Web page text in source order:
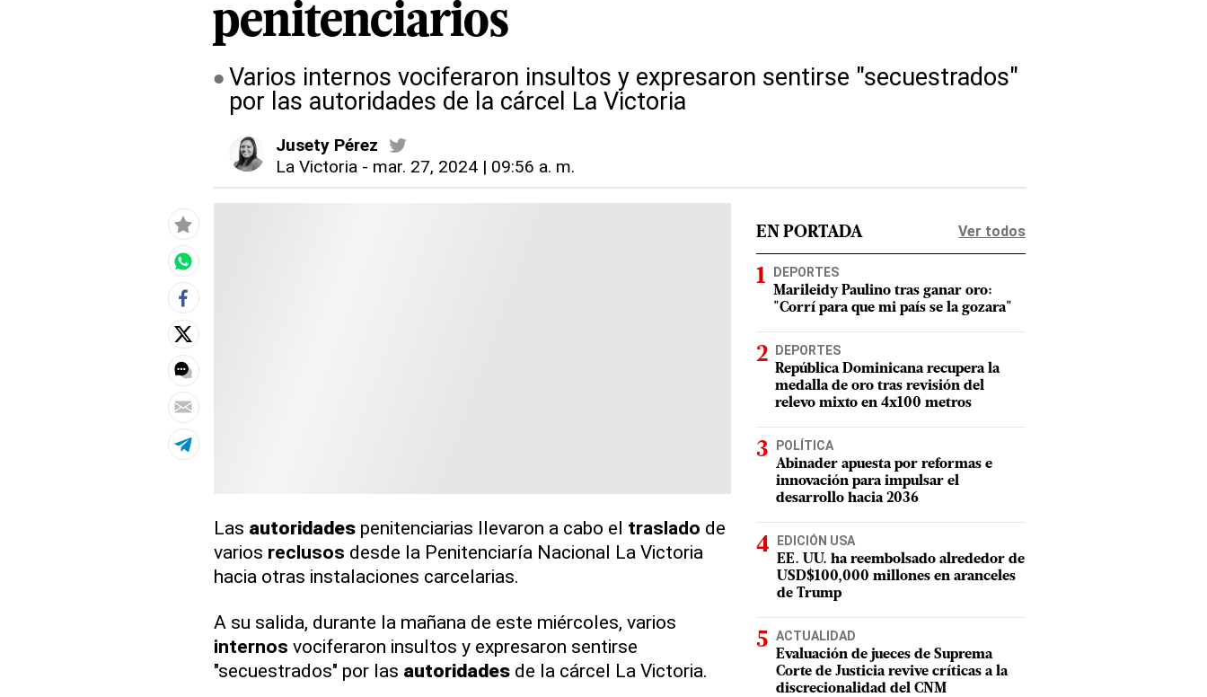
penitenciarios
Varios internos vociferaron insultos y expresaron sentirse "secuestrados"
por las autoridades de la cárcel La Victoria
Jusety Pérez
La Victoria - mar. 27, 2024 | 09:56 a. m.
Las autoridadespenitenciarias llevaron a cabo el traslado de
varios reclusos desde la Penitenciaría Nacional La Victoria
hacia otras instalaciones carcelarias.
A su salida, durante la mañana de este miércoles, varios
internos vociferaron insultos y expresaron sentirse
"secuestrados" por las autoridadesde la cárcel La Victoria.
EN PORTADA Ver todos
DEPORTES
Marileidy Paulino tras ganar oro:
"Corrí para que mi país se la gozara"
DEPORTES
República Dominicana recupera la
medalla de oro tras revisión del
relevo mixto en 4x100 metros
POLÍTICA
Abinader apuesta por reformas e
innovación para impulsar el
desarrollo hacia 2036
EDICIÓN USA
EE. UU. ha reembolsado alrededor de
USD$100,000 millones en aranceles
de Trump
ACTUALIDAD
Evaluación de jueces de Suprema
Corte de Justicia revive críticas a la
discrecionalidad del CNM